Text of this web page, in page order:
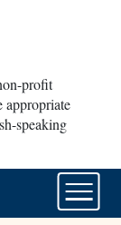
profit
appropriate
speaking